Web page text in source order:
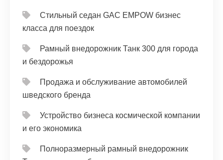
Стильный седан GAC EMPOW бизнес
класса для поездок
Рамный внедорожник Танк 300 для города
и бездорожья
Продажа и обслуживание автомобилей
шведского бренда
Устройство бизнеса космической компании
и его экономика
Полноразмерный рамный внедорожник